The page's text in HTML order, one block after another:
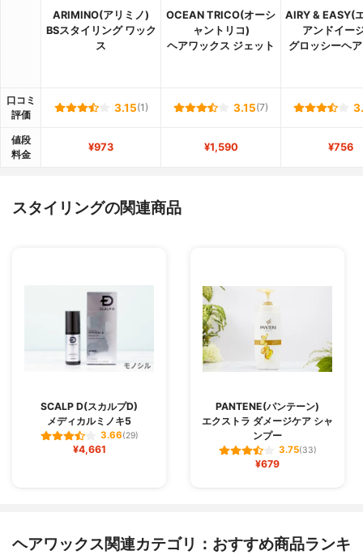
ARIMINO(アリミノ)
BSスタイリング ワック
ス
OCEAN TRICO(オーシ
ャントリコ)
ヘアワックス ジェット
AIRY & EASY(
アンドイー
グロッシーヘ
口コミ
評価
3.15(1) 3.15(7)
値段
料金
¥973 ¥1,590 ¥756
スタイリングの関連商品
SCALP D(スカルプD)
メディカルミノキ5
3.66(29)
¥4,661
PANTENE(パンテーン)
エクストラ ダメージケア シャ
ンプー
3.75(33)
¥679
ヘアワックス関連カテゴリ：おすすめ商品ランキ